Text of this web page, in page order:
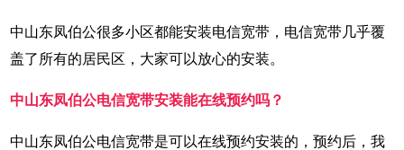
中山东凤伯公很多小区都能安装电信宽带，电信宽带几乎覆
盖了所有的居民区，大家可以放心的安装。
中山东凤伯公电信宽带安装能在线预约吗？
中山东凤伯公电信宽带是可以在线预约安装的，预约后，我